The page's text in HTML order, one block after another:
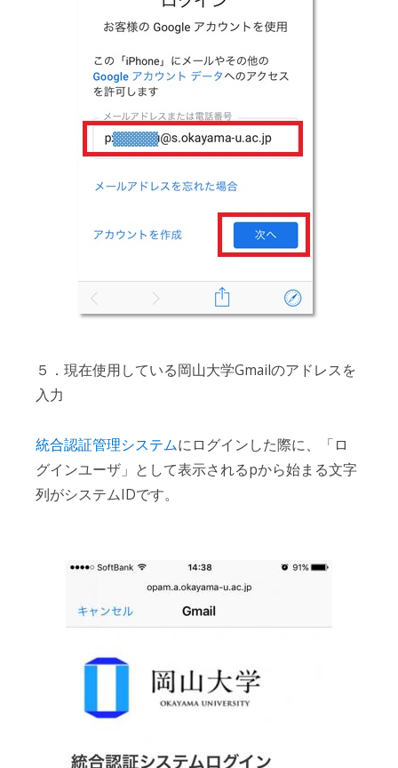
５．現在使用している岡山大学Gmailのアドレスを
入力
統合認証管理システムにログインした際に、「ロ
グインユーザ」として表示されるpから始まる文字
列がシステムIDです。